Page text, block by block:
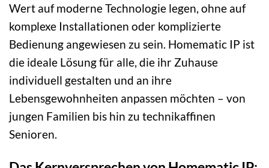
Wert auf moderne Technologie legen, ohne auf
komplexe Installationen oder komplizierte
Bedienung angewiesen zu sein. Homematic IP ist
die ideale Lösung für alle, die ihr Zuhause
individuell gestalten und an ihre
Lebensgewohnheiten anpassen möchten – von
jungen Familien bis hin zu technikaffinen
Senioren.